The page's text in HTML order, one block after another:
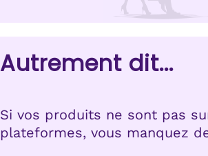
Autrement dit...
Si vos produits ne sont pas
plateformes, vous manquez